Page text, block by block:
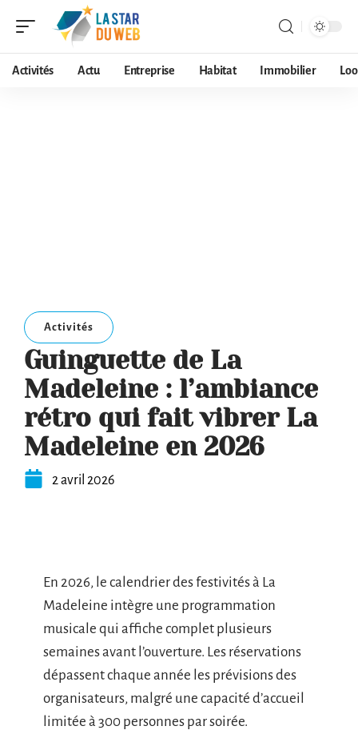
Activités Actu Entreprise Habitat Immobilier
Activités
Guinguette de La
Madeleine : l’ambiance
rétro qui fait vibrer La
Madeleine en 2026
2 avril 2026
En 2026, le calendrier des festivités à La
Madeleine intègre une programmation
musicale qui affiche complet plusieurs
semaines avant l’ouverture. Les réservations
dépassent chaque année les prévisions des
organisateurs, malgré une capacité d’accueil
limitée à 300 personnes par soirée.